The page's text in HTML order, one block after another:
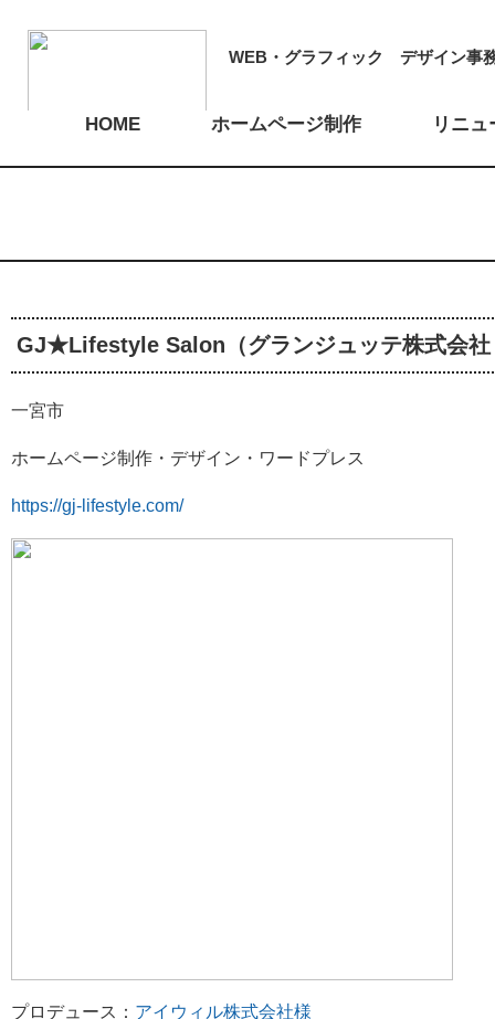
WEB・グラフィック デザイン事
HOME ホームページ制作 リニ
GJ★Lifestyle Salon（グランジュッテ株式会社
一宮市
ホームページ制作・デザイン・ワードプレス
https://gj-lifestyle.com/
プロデュース： アイウィル株式会社様